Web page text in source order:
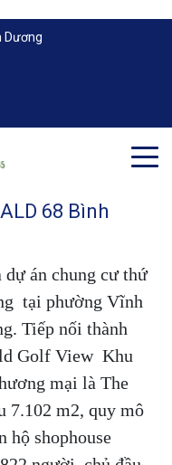
Dương
68 Bình
án chung cư thứ
tại phường Vĩnh
Tiếp nối thành
Golf View Khu
mại là The
7.102 m2, quy mô
hộ shophouse